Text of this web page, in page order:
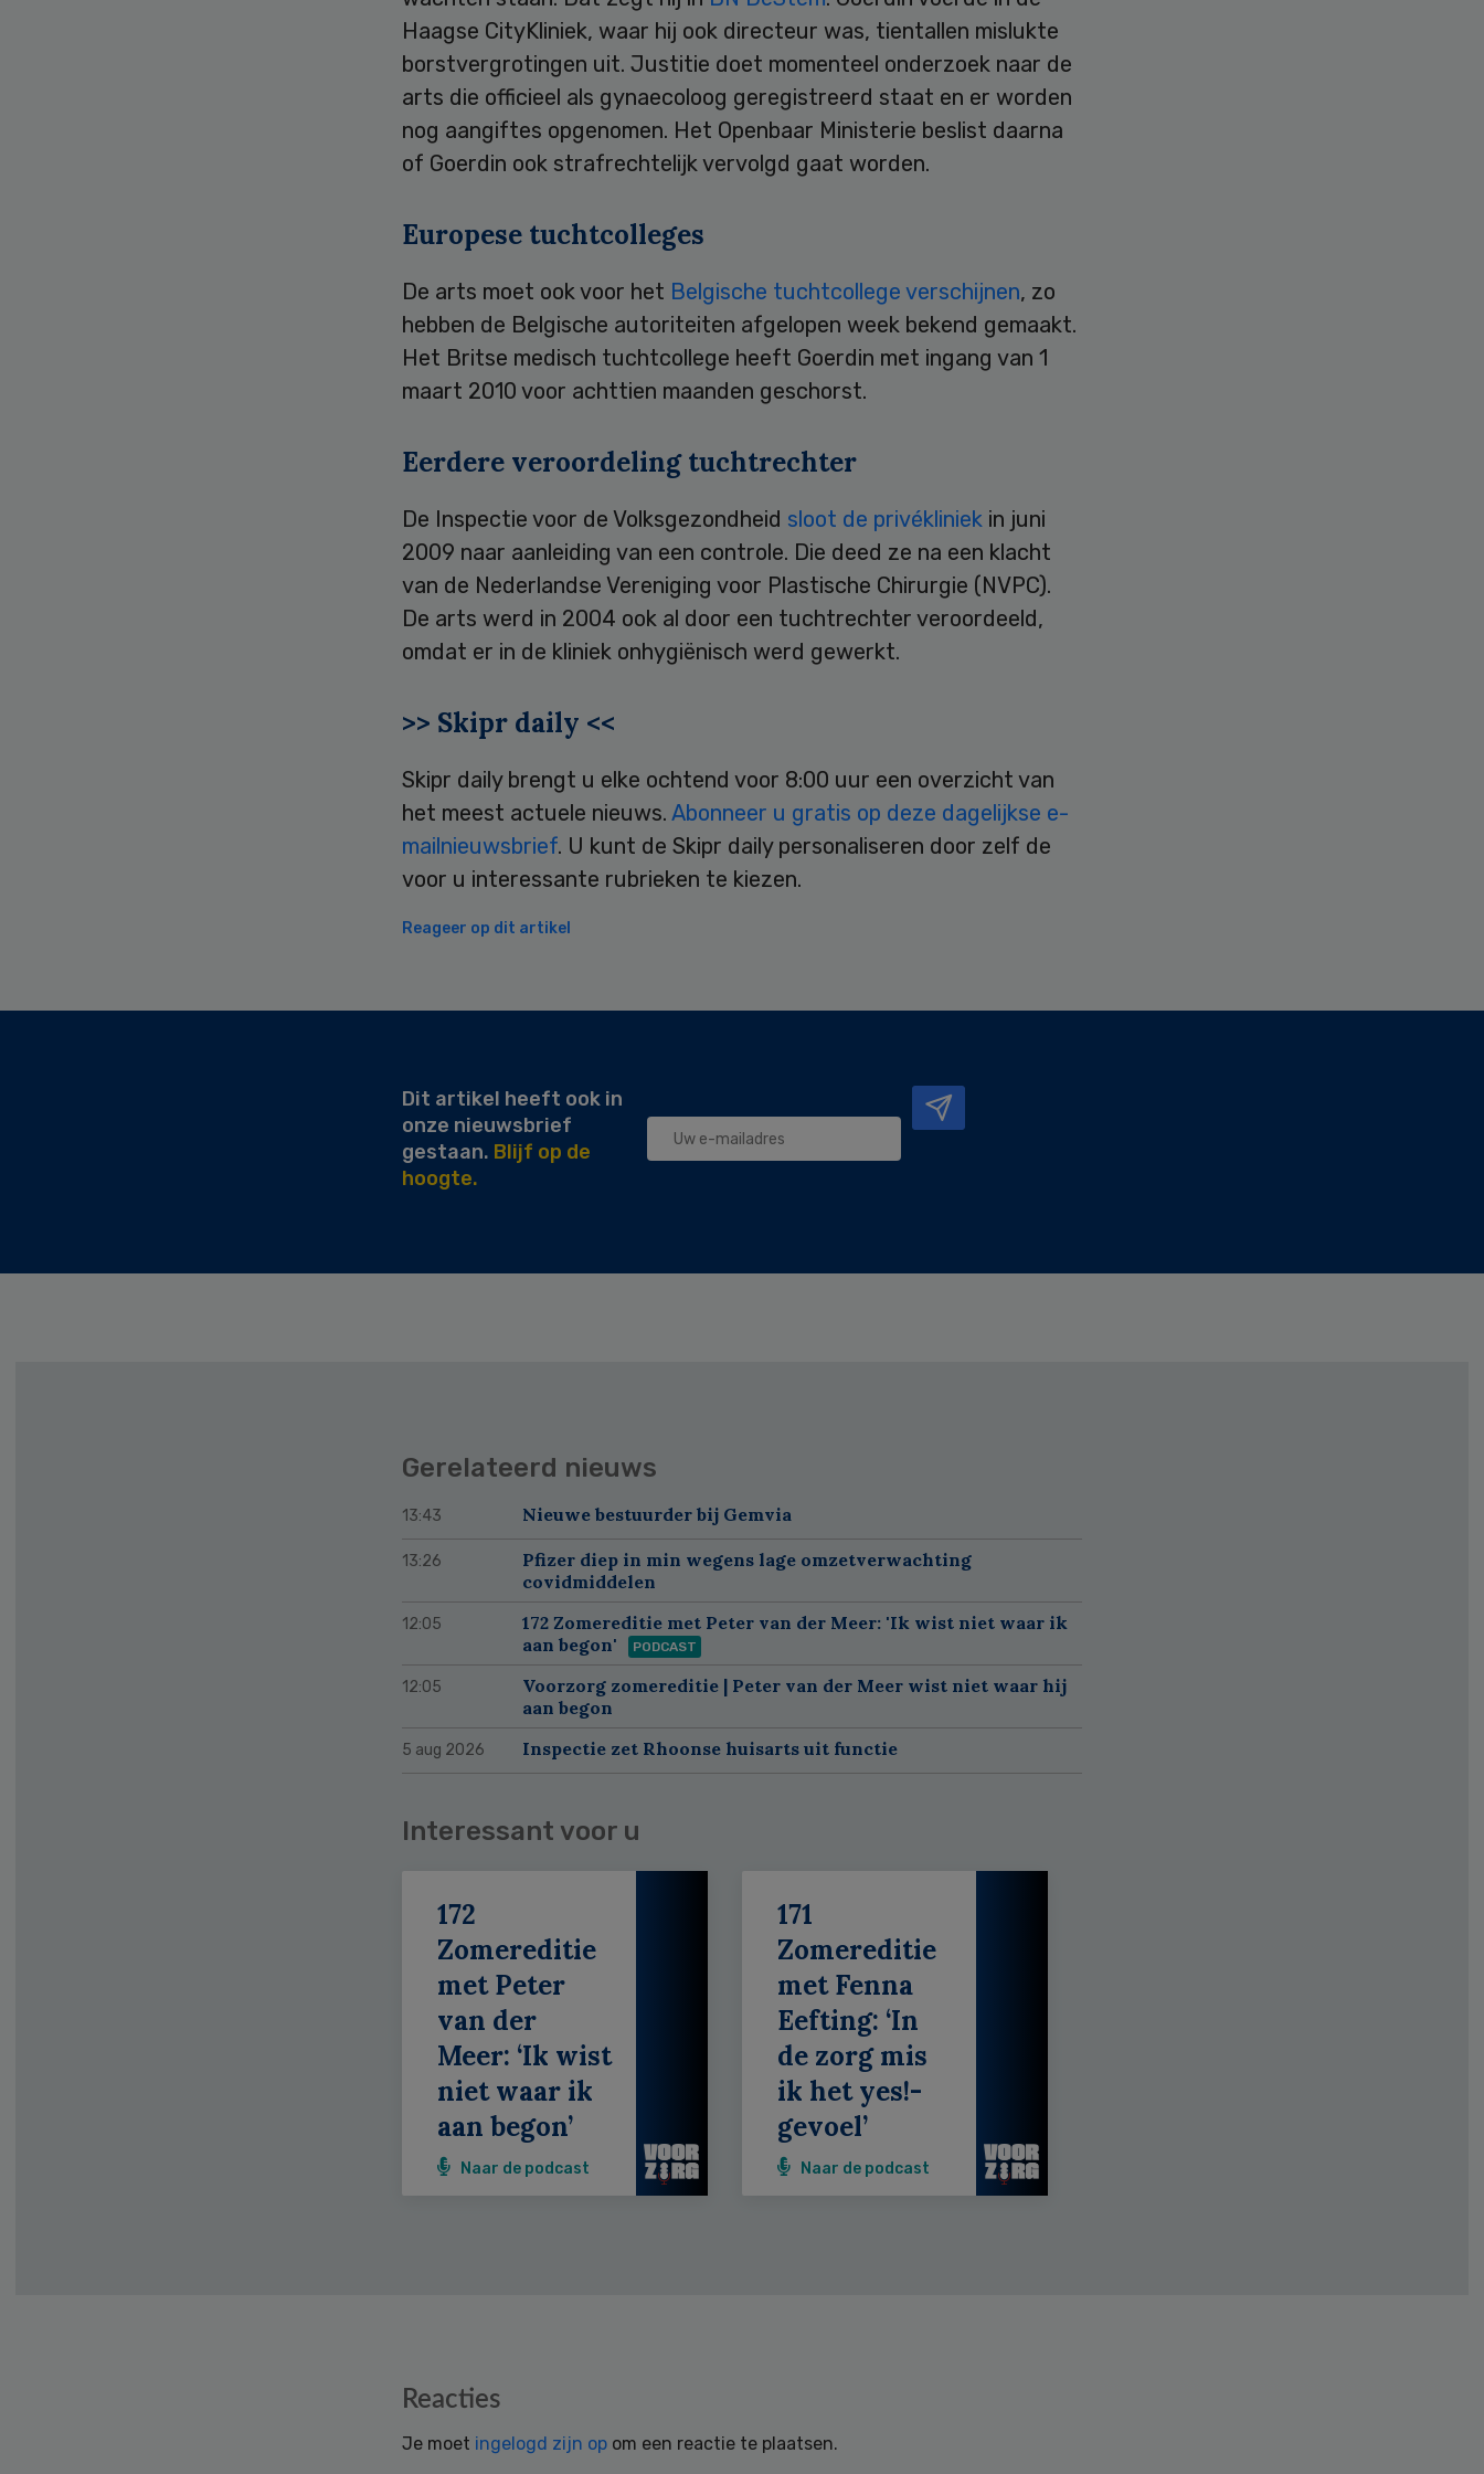
Haagse CityKliniek, waar hij ook directeur was, tientallen mislukte
borstvergrotingen uit. Justitie doet momenteel onderzoek naar de
arts die officieel als gynaecoloog geregistreerd staat en er worden
nog aangiftes opgenomen. Het Openbaar Ministerie beslist daarna
of Goerdin ook strafrechtelijk vervolgd gaat worden.
Europese tuchtcolleges
De arts moet ook voor het Belgische tuchtcollege verschijnen, zo
hebben de Belgische autoriteiten afgelopen week bekend gemaakt.
Het Britse medisch tuchtcollege heeft Goerdin met ingang van 1
maart 2010 voor achttien maanden geschorst.
Eerdere veroordeling tuchtrechter
De Inspectie voor de Volksgezondheid sloot de privékliniek in juni
2009 naar aanleiding van een controle. Die deed ze na een klacht
van de Nederlandse Vereniging voor Plastische Chirurgie (NVPC).
De arts werd in 2004 ook al door een tuchtrechter veroordeeld,
omdat er in de kliniek onhygiënisch werd gewerkt.
>> Skipr daily <<
Skipr daily brengt u elke ochtend voor 8:00 uur een overzicht van
het meest actuele nieuws. Abonneer u gratis op deze dagelijkse e-
mailnieuwsbrief. U kunt de Skipr daily personaliseren door zelf de
voor u interessante rubrieken te kiezen.
Reageer op dit artikel
Secondary
Dit artikel heeft ook in
onze nieuwsbrief
gestaan. Blijf op de
hoogte.
Gerelateerd nieuws
13:43 Nieuwe bestuurder bij Gemvia
13:26
Pfizer diep in min wegens lage omzetverwachting
covidmiddelen
12:05
172 Zomereditie met Peter van der Meer: 'Ik wist niet waar ik
aan begon'
PODCAST
12:05
Voorzorg zomereditie | Peter van der Meer wist niet waar hij
aan begon
5 aug 2026 Inspectie zet Rhoonse huisarts uit functie
Interessant voor u
172
Zomereditie
met Peter
van der
Meer: ‘Ik wist
niet waar ik
aan begon’
Naar de podcast
171
Zomereditie
met Fenna
Eefting: ‘In
de zorg mis
ik het yes!-
gevoel’
Naar de podcast
Reacties
Je moet ingelogd zijn op om een reactie te plaatsen.